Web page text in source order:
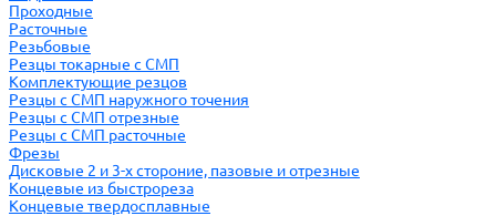
Проходные
Расточные
Резьбовые
Резцы токарные с СМП
Комплектующие резцов
Резцы с СМП наружного точения
Резцы с СМП отрезные
Резцы с СМП расточные
Фрезы
Дисковые 2 и 3-х стороние, пазовые и отрезные
Концевые из быстрореза
Концевые твердосплавные